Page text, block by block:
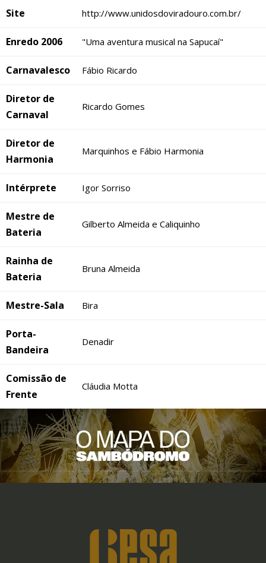
Site http://www.unidosdoviradouro.com.br/
Enredo 2006 "Uma aventura musical na Sapucaí"
Carnavalesco Fábio Ricardo
Diretor de
Carnaval
Ricardo Gomes
Diretor de
Harmonia
Marquinhos e Fábio Harmonia
Intérprete Igor Sorriso
Mestre de
Bateria
Gilberto Almeida e Caliquinho
Rainha de
Bateria
Bruna Almeida
Mestre-Sala Bira
Porta-
Bandeira
Denadir
Comissão de
Frente
Cláudia Motta